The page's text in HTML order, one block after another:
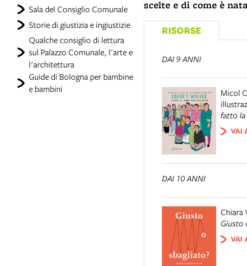
Sala del Consiglio Comunale
Storie di giustizia e ingiustizie
Qualche consiglio di lettura
sul Palazzo Comunale, l'arte e
l'architettura
Guide di Bologna per bambine
e bambini
scelte e di come è
RISORSE
DAI 9 ANNI
Micol
fatto
VAI
DAI 10 ANNI
Chiara
Giusto
VAI